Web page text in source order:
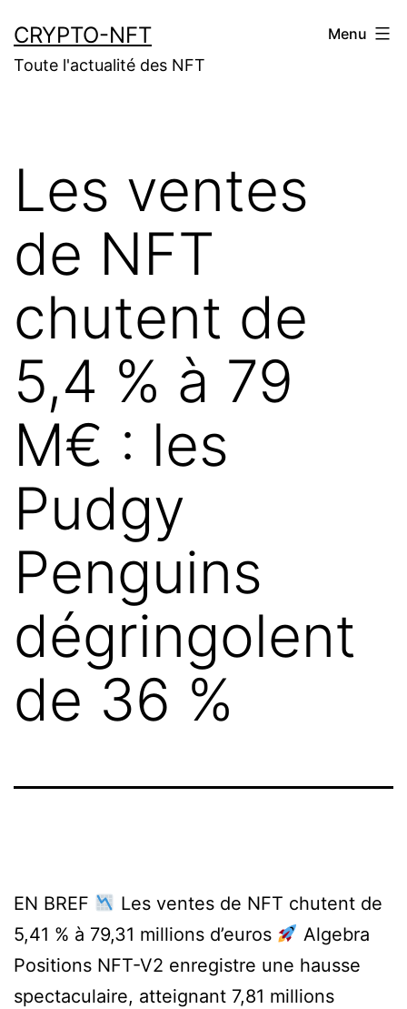
au
contenu
CRYPTO-NFT
Toute l'actualité des NFT
Menu
Les ventes
de NFT
chutent de
5,4 % à 79
M€ : les
Pudgy
Penguins
dégringolent
de 36 %
EN BREF
Les ventes de NFT chutent de
5,41 % à 79,31 millions d’euros
Algebra
Positions NFT-V2 enregistre une hausse
spectaculaire, atteignant 7,81 millions